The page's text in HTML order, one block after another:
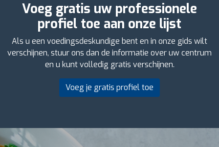
Voeg gratis uw professionele
profiel toe aan onze lijst
Als u een voedingsdeskundige bent en in onze gids wilt
verschijnen, stuur ons dan de informatie over uw centrum
en u kunt volledig gratis verschijnen.
Voeg je gratis profiel toe